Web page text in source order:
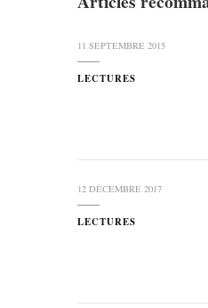
11 SEPTEMBRE 2015
LECTURES
12 DÉCEMBRE 2017
LECTURES